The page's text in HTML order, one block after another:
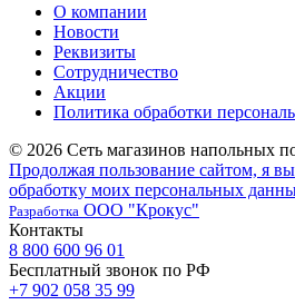
О компании
Новости
Реквизиты
Сотрудничество
Акции
Политика обработки
© 2026 Сеть магазинов напольных
Продолжая пользование сайтом, я
обработку моих персональных
Разработка ООО "Крокус"
Контакты
8 800 600 96 01
Бесплатный звонок по РФ
+7 902 058 35 99